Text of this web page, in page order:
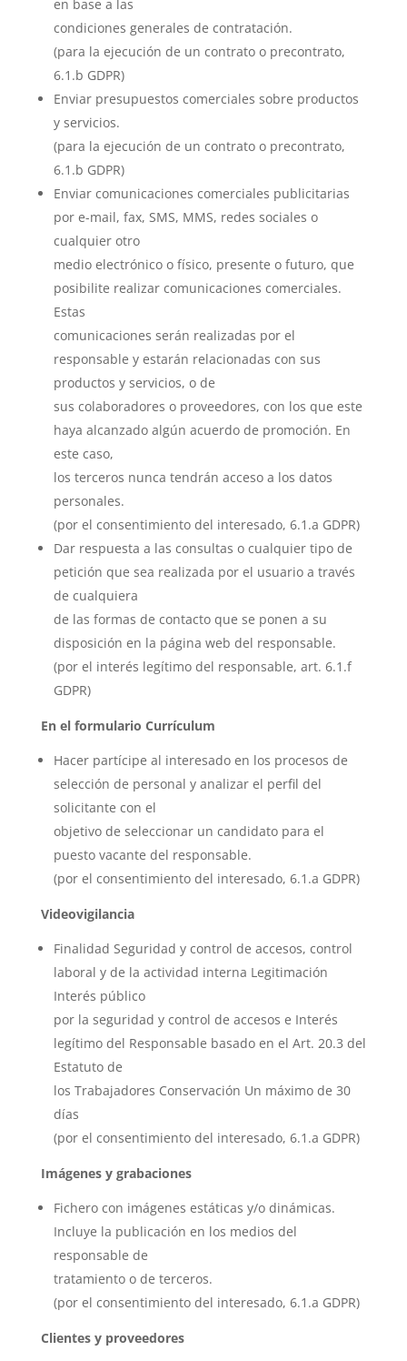
en base a las
condiciones generales de contratación.
(para la ejecución de un contrato o precontrato,
6.1.b GDPR)
Enviar presupuestos comerciales sobre productos
y servicios.
(para la ejecución de un contrato o precontrato,
6.1.b GDPR)
Enviar comunicaciones comerciales publicitarias
por e-mail, fax, SMS, MMS, redes sociales o
cualquier otro
medio electrónico o físico, presente o futuro, que
posibilite realizar comunicaciones comerciales.
Estas
comunicaciones serán realizadas por el
responsable y estarán relacionadas con sus
productos y servicios, o de
sus colaboradores o proveedores, con los que este
haya alcanzado algún acuerdo de promoción. En
este caso,
los terceros nunca tendrán acceso a los datos
personales.
(por el consentimiento del interesado, 6.1.a GDPR)
Dar respuesta a las consultas o cualquier tipo de
petición que sea realizada por el usuario a través
de cualquiera
de las formas de contacto que se ponen a su
disposición en la página web del responsable.
(por el interés legítimo del responsable, art. 6.1.f
GDPR)
En el formulario Currículum
Hacer partícipe al interesado en los procesos de
selección de personal y analizar el perfil del
solicitante con el
objetivo de seleccionar un candidato para el
puesto vacante del responsable.
(por el consentimiento del interesado, 6.1.a GDPR)
Videovigilancia
Finalidad Seguridad y control de accesos, control
laboral y de la actividad interna Legitimación
Interés público
por la seguridad y control de accesos e Interés
legítimo del Responsable basado en el Art. 20.3 del
Estatuto de
los Trabajadores Conservación Un máximo de 30
días
(por el consentimiento del interesado, 6.1.a GDPR)
Imágenes y grabaciones
Fichero con imágenes estáticas y/o dinámicas.
Incluye la publicación en los medios del
responsable de
tratamiento o de terceros.
(por el consentimiento del interesado, 6.1.a GDPR)
Clientes y proveedores